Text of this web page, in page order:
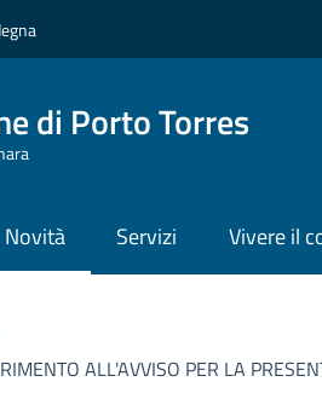
di Porto Torres
Novità Servizi Vivere il
ALL'AVVISO PER LA